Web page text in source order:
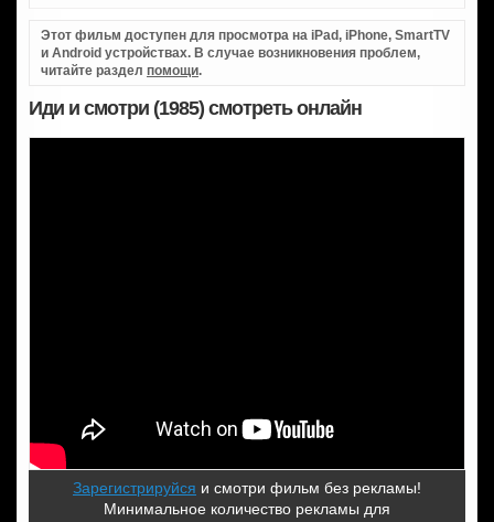
Этот фильм доступен для просмотра на iPad, iPhone, SmartTV
и Android устройствах. В случае возникновения проблем,
читайте раздел помощи.
Иди и смотри (1985) смотреть онлайн
Зарегистрируйся и смотри фильм без рекламы!
Минимальное количество рекламы для